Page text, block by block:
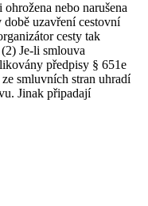
nebo narušena
uzavření cestovní
cesty tak
Je-li smlouva
předpisy § 651e
smluvních stran uhradí
Jinak připadají